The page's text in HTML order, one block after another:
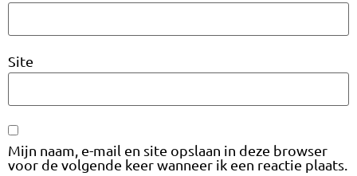
Site
Mijn naam, e-mail en site opslaan in deze browser
voor de volgende keer wanneer ik een reactie plaats.